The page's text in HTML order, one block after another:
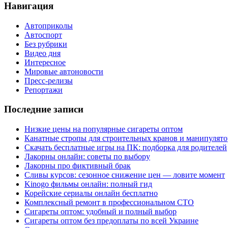
Навигация
Автоприколы
Автоспорт
Без рубрики
Видео дня
Интересное
Мировые автоновости
Пресс-релизы
Репортажи
Последние записи
Низкие цены на популярные сигареты оптом
Канатные стропы для строительных кранов и
Скачать бесплатные игры на ПК: подборка для родителей
Лакорны онлайн: советы по выбору
Лакорны про фиктивный брак
Сливы курсов: сезонное снижение цен — ловите момент
Kinogo фильмы онлайн: полный гид
Корейские сериалы онлайн бесплатно
Комплексный ремонт в профессиональном СТО
Сигареты оптом: удобный и полный выбор
Сигареты оптом без предоплаты по всей Украине